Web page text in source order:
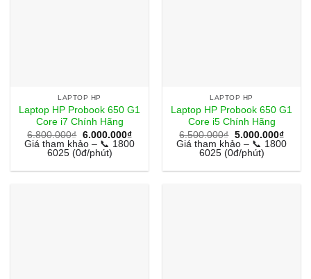
LAPTOP HP
Laptop HP Probook 650 G1
Core i7 Chính Hãng
6.800.000₫ Giá
gốc
là:
6.800.000₫.
6.000.000₫Giá
hiện
6.000.000₫.
Giá tham khảo – 📞 1800
6025 (0đ/phút)
LAPTOP HP
Laptop HP Probook 650 G1
Core i5 Chính Hãng
6.500.000₫ Giá
gốc
là:
6.500.000₫.
5.000.000₫Giá
hiện
Giá tham khảo – 📞 1800
6025 (0đ/phút)